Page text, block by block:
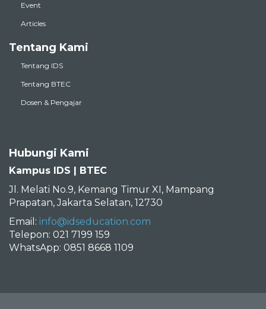
Event
Articles
Tentang Kami
Tentang IDS
Tentang BTEC
Dosen & Pengajar
Hubungi Kami
Kampus IDS | BTEC
Jl. Melati No.9, Kemang Timur XI, Mampang
Prapatan, Jakarta Selatan, 12730
Email: info@idseducation.com
Telepon: 021 7199 159
WhatsApp: 0851 8668 1109